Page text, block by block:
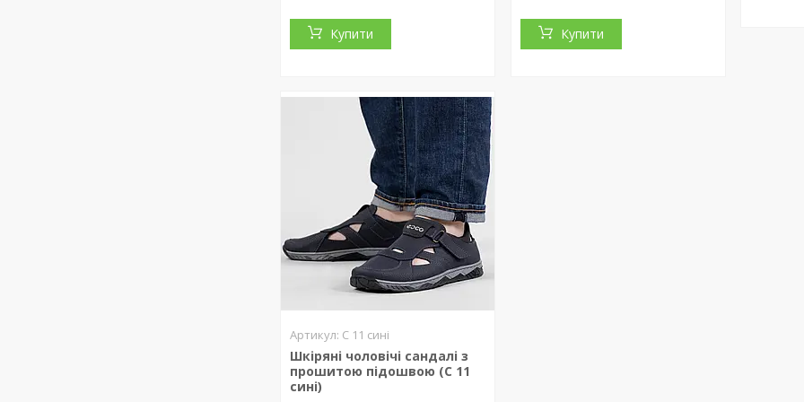
Купити Купити
С 11 сині
Шкіряні чоловічі сандалі з
прошитою підошвою (С 11
сині)